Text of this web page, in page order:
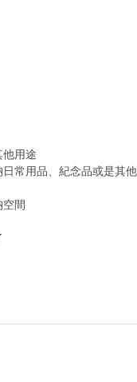
用途
常用品、紀念品或是其
間